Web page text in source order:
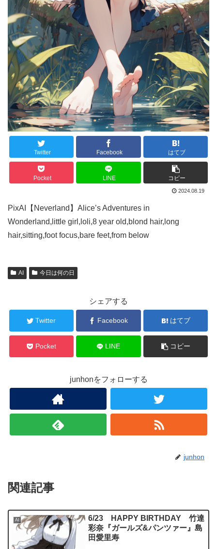
Twitter Facebook はてブ
Pocket LINE コピー
2024.08.19
PixAI【Neverland】Alice’s Adventures in
Wonderland,little girl,loli,8 year old,blond hair,long
hair,sitting,foot focus,bare feet,from below
AI 今日は何の日
シェアする
Twitter Facebook はてブ
Pocket LINE コピー
junhonをフォローする
junhon
関連記事
AI
6/23 HAPPY BIRTHDAY 竹達
彩奈『ガールズ&パンツァー』島
田愛里寿